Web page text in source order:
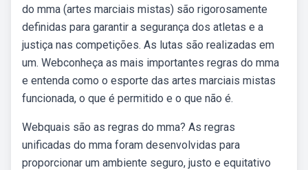
do mma (artes marciais mistas) são rigorosamente
definidas para garantir a segurança dos atletas e a
justiça nas competições. As lutas são realizadas em
um. Webconheça as mais importantes regras do mma
e entenda como o esporte das artes marciais mistas
funcionada, o que é permitido e o que não é.
Webquais são as regras do mma? As regras
unificadas do mma foram desenvolvidas para
proporcionar um ambiente seguro, justo e equitativo